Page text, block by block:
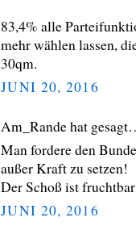
83,4% alle
mehr wählen lassen,
30qm.
JUNI 20, 2016
Am_Rande hat
Man fordere den
außer Kraft zu setzen!
Der Schoß ist
JUNI 20, 2016